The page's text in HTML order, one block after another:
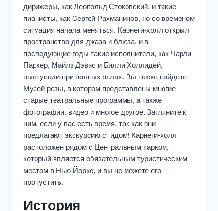
дирижеры, как Леопольд Стоковский, и такие
пианисты, как Сергей Рахманинов, но со временем
ситуация начала меняться. Карнеги-холл открыл
пространство для джаза и блюза, и в
последующие годы такие исполнители, как Чарли
Паркер, Майлз Дэвис и Билли Холлидей,
выступали при полных залах. Вы также найдете
Музей розы, в котором представлены многие
старые театральные программы, а также
фотографии, видео и многое другое. Загляните к
ним, если у вас есть время, так как они
предлагают экскурсию с гидом! Карнеги-холл
расположен рядом с Центральным парком,
который является обязательным туристическим
местом в Нью-Йорке, и вы не можете его
пропустить.
История